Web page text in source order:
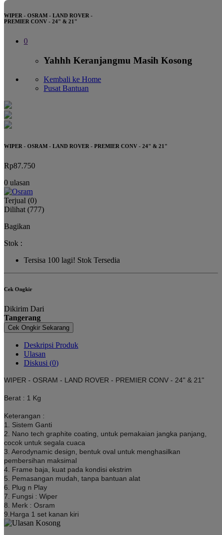
WIPER - OSRAM - LAND ROVER -
PREMIER CONV - 24" & 21"
0
Yahhh Keranjangmu Masih Kosong
Kembali ke Home
Pusat Bantuan
WIPER - OSRAM - LAND ROVER - PREMIER CONV - 24" & 21"
Rp87.750
0 ulasan
Terjual (0)
Dilihat (777)
Bagikan
Stok :
Tersisa 100 lagi! Stok Tersedia
Cek Ongkir
Dikirim Dari
Tangerang
Cek Ongkir Sekarang
Deskripsi Produk
Ulasan
Diskusi (0)
WIPER - OSRAM - LAND ROVER - PREMIER CONV - 24" & 21"
Berat : 1 Kg
Keterangan :
1. Sistem Ganti
2. Nano tech graphite coating, untuk pemakaian jangka panjang,
cocok untuk segala cuaca
3. Aerodynamic design, bentuk oval untuk menghasilkan
pembersihan maksimal
4. Frame baja, kuat pada kondisi ekstrim
5. Pemasangan mudah, tanpa bantuan alat
6. Plug n Play
7. Fungsi : Wiper
8. Merk : Osram
9.Harga 1 set kanan kiri